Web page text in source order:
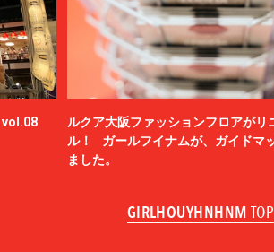
vol.08
ルクア大阪ファッションフロアがリ
ル！ ガールフイナムが、ガイドマ
ました。
GIRLHOUYHNHNM TOP